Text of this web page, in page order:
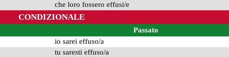
che loro fossero effusi/e
CONDIZIONALE
Passato
io sarei effuso/a
tu saresti effuso/a